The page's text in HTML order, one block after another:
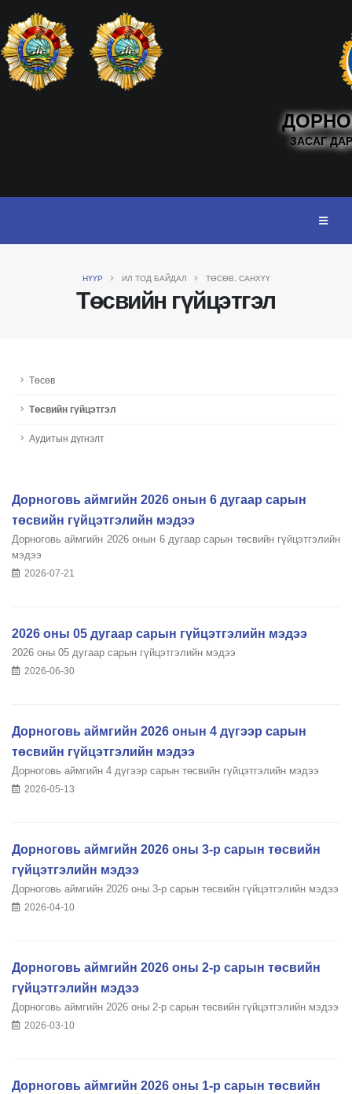
ЗАСАГ
НҮҮР ИЛ ТОД БАЙДАЛ ТӨСӨВ, САНХҮҮ
Төсвийн гүйцэтгэл
Төсөв
Төсвийн гүйцэтгэл
Аудитын дүгнэлт
Дорноговь аймгийн 2026 онын 6 дугаар сарын
төсвийн гүйцэтгэлийн мэдээ
Дорноговь аймгийн 2026 онын 6 дугаар сарын төсвийн гүйцэтгэлийн
мэдээ
2026-07-21
2026 оны 05 дугаар сарын гүйцэтгэлийн мэдээ
2026 оны 05 дугаар сарын гүйцэтгэлийн мэдээ
2026-06-30
Дорноговь аймгийн 2026 онын 4 дүгээр сарын
төсвийн гүйцэтгэлийн мэдээ
Дорноговь аймгийн 4 дүгээр сарын төсвийн гүйцэтгэлийн мэдээ
2026-05-13
Дорноговь аймгийн 2026 оны 3-р сарын төсвийн
гүйцэтгэлийн мэдээ
Дорноговь аймгийн 2026 оны 3-р сарын төсвийн гүйцэтгэлийн мэдээ
2026-04-10
Дорноговь аймгийн 2026 оны 2-р сарын төсвийн
гүйцэтгэлийн мэдээ
Дорноговь аймгийн 2026 оны 2-р сарын төсвийн гүйцэтгэлийн мэдээ
2026-03-10
Дорноговь аймгийн 2026 оны 1-р сарын төсвийн